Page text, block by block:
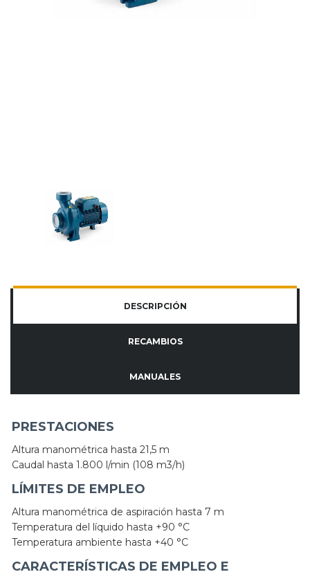
DESCRIPCIÓN
RECAMBIOS
MANUALES
PRESTACIONES
Altura manométrica hasta 21,5 m
Caudal hasta 1.800 l/min (108 m3/h)
LÍMITES DE EMPLEO
Altura manométrica de aspiración hasta 7 m
Temperatura del líquido hasta +90 °C
Temperatura ambiente hasta +40 °C
CARACTERÍSTICAS DE EMPLEO E